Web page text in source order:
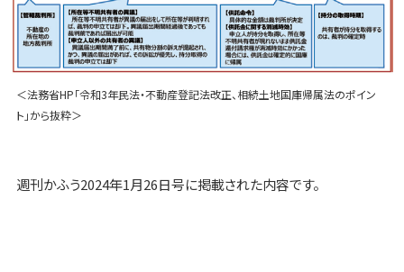
＜法務省HP「令和3年民法・不動産登記法改正、相続土地国庫帰属法のポイン
ト」から抜粋＞
週刊かふう2024年1月26日号に掲載された内容です。